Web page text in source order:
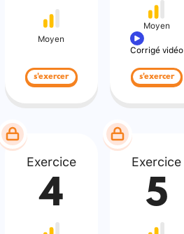
Moyen
s'exercer
Moyen
Corrigé vidéo
s'exercer
Exercice
4
Exercice
5